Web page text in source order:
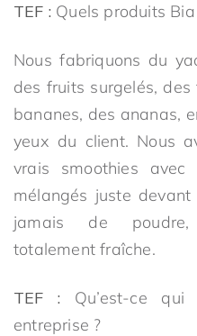
TEF : Quels produits
Nous fabriquons du
des fruits surgelés,
bananes, des ananas,
yeux du client. Nous
vrais smoothies
mélangés juste
jamais de poudre,
totalement fraîche.
TEF : Qu’est-ce
entreprise ?